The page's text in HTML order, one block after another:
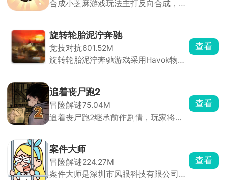
内容单薄、装备少、玩法单调的短板。
合成小芝麻游戏玩法主打反向合成，其
可以在一局里玩很久。通过滑动屏幕操
控水果下落位置，相同水果碰撞即可合
成更小的水果。简单易上手，却让人停
不下来，是打发碎片时间的解压神器。
旋转轮胎泥泞奔驰
竞技对抗601.52M
旋转轮胎泥泞奔驰游戏采用Havok物理
时搭配多台定位迥异的硬核载具，化身
奔波在荒野之中的职业货运司机，核心
任务便是承接各类物资订单，把货物从
起点完好无损运送至目的地。
查看
追着丧尸跑2
冒险解谜75.04M
追着丧尸跑2继承前作剧情，玩家将置
场景，搜集水源、食物、药物和武器等
生存物资，同时与丧尸展开激烈战斗。
本作在前作基础上加入了大量全新元
素，支持招募队友并肩作战，还能通过
查看
案件大师
冒险解谜224.27M
案件大师是深圳市风眼科技有限公司发
查看